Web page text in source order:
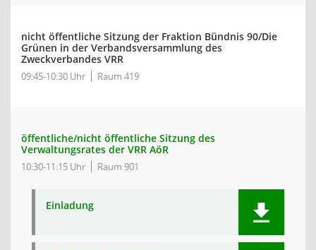
nicht öffentliche Sitzung der Fraktion Bündnis 90/Die
Grünen in der Verbandsversammlung des
Zweckverbandes VRR
09:45-10:30 Uhr Raum 419
öffentliche/nicht öffentliche Sitzung des
Verwaltungsrates der VRR AöR
10:30-11:15 Uhr Raum 901
Einladung